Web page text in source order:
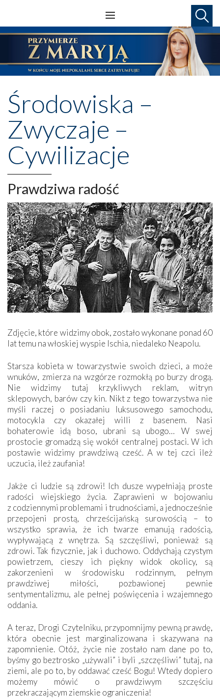
Środowiska –
Zwyczaje –
Cywilizacje
Prawdziwa radość
Zdjęcie, które widzimy obok, zostało wykonane ponad 60
lat temu na włoskiej wyspie Ischia, niedaleko Neapolu.
Starsza kobieta w towarzystwie swoich dzieci, a może
wnuków, zmierza na wzgórze rozmokłą po burzy drogą.
Nie widzimy tutaj krzykliwych reklam, witryn
sklepowych, barów czy kin. Nikt z tego towarzystwa nie
myśli raczej o posiadaniu luksusowego samochodu,
motocykla czy okazałej willi z basenem. Nasi
bohaterowie idą boso, ubrani są ubogo… W swej
prostocie gromadzą się wokół centralnej postaci. W ich
postawie widzimy prawdziwą cześć. A w tej czci ileż
uczucia, ileż zaufania!
Jakże ci ludzie są zdrowi! Ich dusze wypełniają proste
radości wiejskiego życia. Zaprawieni w bojowaniu
z codziennymi problemami i trudnościami, a jednocześnie
przepojeni prostą, chrześcijańską surowością – to
wszystko sprawia, że ich twarze emanują radością,
wypływającą z wnętrza. Są szczęśliwi, ponieważ są
zdrowi. Tak fizycznie, jak i duchowo. Oddychają czystym
powietrzem, cieszy ich piękny widok okolicy, są
zakorzenieni w środowisku rodzinnym, pełnym
prawdziwej miłości, pozbawionej pewnie
sentymentalizmu, ale pełnej poświęcenia i wzajemnego
oddania.
A teraz, Drogi Czytelniku, przypomnijmy pewną prawdę,
która obecnie jest marginalizowana i skazywana na
zapomnienie. Otóż, życie nie zostało nam dane po to,
byśmy go beztrosko „używali” i byli „szczęśliwi” tutaj, na
ziemi, ale po to, by oddawać cześć Bogu! Wtedy dopiero
możemy mówić o prawdziwym szczęściu
przekraczającym ziemskie ograniczenia!